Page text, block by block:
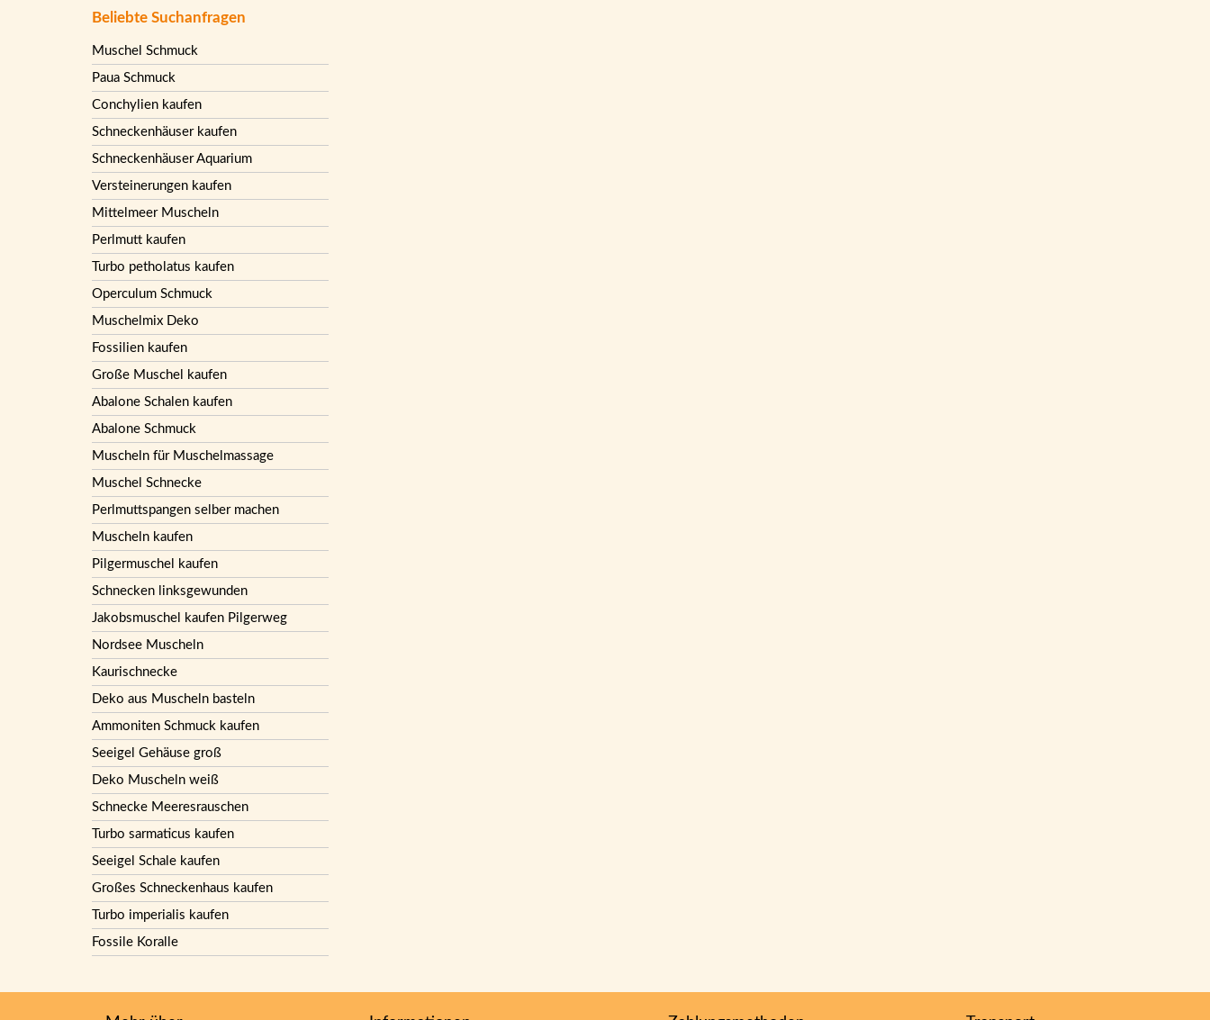
Beliebte Suchanfragen
Muschel Schmuck
Paua Schmuck
Conchylien kaufen
Schneckenhäuser kaufen
Schneckenhäuser Aquarium
Versteinerungen kaufen
Mittelmeer Muscheln
Perlmutt kaufen
Turbo petholatus kaufen
Operculum Schmuck
Muschelmix Deko
Fossilien kaufen
Große Muschel kaufen
Abalone Schalen kaufen
Abalone Schmuck
Muscheln für Muschelmassage
Muschel Schnecke
Perlmuttspangen selber machen
Muscheln kaufen
Pilgermuschel kaufen
Schnecken linksgewunden
Jakobsmuschel kaufen Pilgerweg
Nordsee Muscheln
Kaurischnecke
Deko aus Muscheln basteln
Ammoniten Schmuck kaufen
Seeigel Gehäuse groß
Deko Muscheln weiß
Schnecke Meeresrauschen
Turbo sarmaticus kaufen
Seeigel Schale kaufen
Großes Schneckenhaus kaufen
Turbo imperialis kaufen
Fossile Koralle